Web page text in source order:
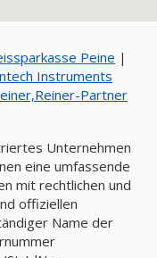
Peine |
Instruments
Partner
Unternehmen
eine umfassende
mit rechtlichen und
offiziellen
Name der